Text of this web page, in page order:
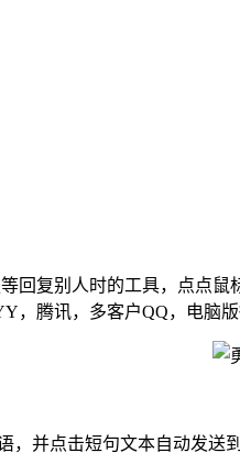
复别人时的工具，点点鼠
腾讯，多客户QQ，电脑版
并点击短句文本自动发送到